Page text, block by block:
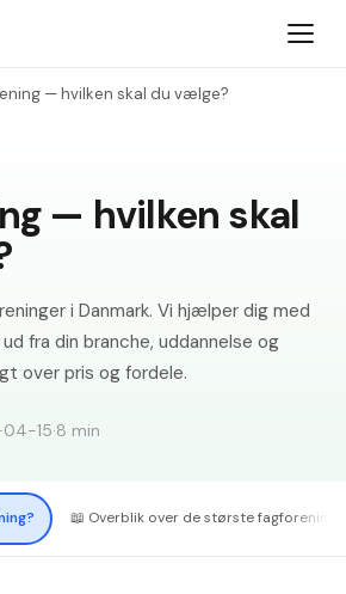
— hvilken skal du vælge?
— hvilken skal
i Danmark. Vi hjælper dig med
fra din branche, uddannelse og
over pris og fordele.
15·8 min
📖 Overblik over de største